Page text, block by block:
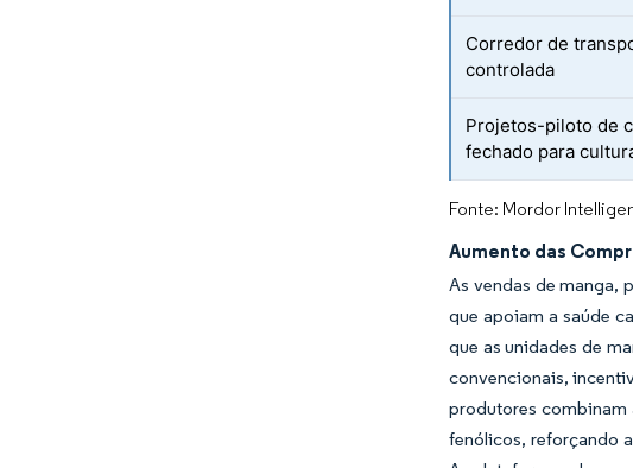
Corredor de
controlada
Projetos-piloto de
fechado para
Fonte: Mordor
Aumento das
As vendas de manga,
que apoiam a saúde
que as unidades de
convencionais,
produtores combinam
fenólicos, reforçando